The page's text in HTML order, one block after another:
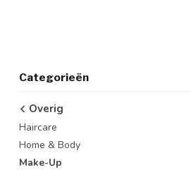
Categorieën
Overig
Haircare
Home & Body
Make-Up